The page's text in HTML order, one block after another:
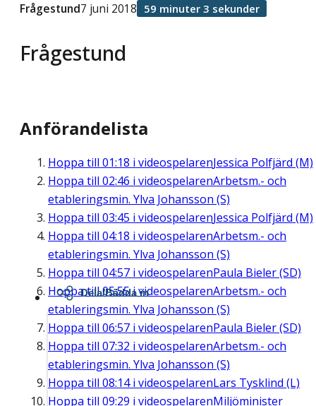
Frågestund
Frågestund7 juni 2018 59 minuter 3 sekunder
Anförandelista
Hoppa till 01:18 i videospelarenJessica Polfjärd (M)
Hoppa till 02:46 i videospelarenArbetsm.- och
etableringsmin. Ylva Johansson (S)
Hoppa till 03:45 i videospelarenJessica Polfjärd (M)
Hoppa till 04:18 i videospelarenArbetsm.- och
etableringsmin. Ylva Johansson (S)
Hoppa till 04:57 i videospelarenPaula Bieler (SD)
Hoppa till05:55i videospelarenArbetsm.- och
etableringsmin. Ylva Johansson (S)
Hoppa till 06:57 i videospelarenPaula Bieler (SD)
Hoppa till 07:32 i videospelarenArbetsm.- och
etableringsmin. Ylva Johansson (S)
Hoppa till 08:14i videospelarenLars Tysklind (L)
Hoppa till 09:29 i videospelarenMiljöminister
Dela/Bädda in